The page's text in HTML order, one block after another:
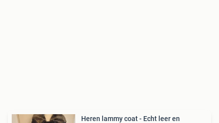
Heren lammy coat - Echt leer en